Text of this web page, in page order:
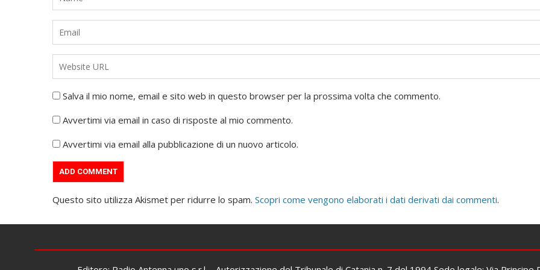
Salva il mio nome, email e sito web in questo browser per la prossima volta che commento.
Avvertimi via email in caso di risposte al mio commento.
Avvertimi via email alla pubblicazione di un nuovo articolo.
Questo sito utilizza Akismet per ridurre lo spam. Scopri come vengono elaborati i dati derivati dai commenti.